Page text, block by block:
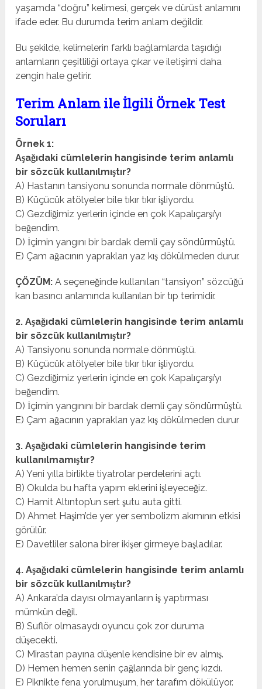
yaşamda “doğru” kelimesi, gerçek ve dürüst anlamını
ifade eder. Bu durumda terim anlam değildir.
Bu şekilde, kelimelerin farklı bağlamlarda taşıdığı
anlamların çeşitliliği ortaya çıkar ve iletişimi daha
zengin hale getirir.
Terim Anlam ile İlgili Örnek Test
Soruları
Örnek 1:
Aşağıdaki cümlelerin hangisinde terim anlamlı
bir sözcük kullanılmıştır?
A) Hastanın tansiyonu sonunda normale dönmüştü.
B) Küçücük atölyeler bile tıkır tıkır işliyordu.
C) Gezdiğimiz yerlerin içinde en çok Kapalıçarşı’yı
beğendim.
D) İçimin yangını bir bardak demli çay söndürmüştü.
E) Çam ağacının yaprakları yaz kış dökülmeden durur.
ÇÖZÜM: A seçeneğinde kullanılan “tansiyon” sözcüğü
kan basıncı anlamında kullanılan bir tıp terimidir.
2. Aşağıdaki cümlelerin hangisinde terim anlamlı
bir sözcük kullanılmıştır?
A) Tansiyonu sonunda normale dönmüştü.
B) Küçücük atölyeler bile tıkır tıkır işliyordu.
C) Gezdiğimiz yerlerin içinde en çok Kapalıçarşı’yı
beğendim.
D) İçimin yangınını bir bardak demli çay söndürmüştü.
E) Çam ağacının yaprakları yaz kış dökülmeden durur
3. Aşağıdaki cümlelerin hangisinde terim
kullanılmamıştır?
A) Yeni yılla birlikte tiyatrolar perdelerini açtı.
B) Okulda bu hafta yapım eklerini işleyeceğiz.
C) Hamit Altıntop’un sert şutu auta gitti.
D) Ahmet Haşim’de yer yer sembolizm akımının etkisi
görülür.
E) Davetliler salona birer ikişer girmeye başladılar.
4. Aşağıdaki cümlelerin hangisinde terim anlamlı
bir sözcük kullanılmıştır?
A) Ankara’da dayısı olmayanların iş yaptırması
mümkün değil.
B) Suflör olmasaydı oyuncu çok zor duruma
düşecekti.
C) Mirastan payına düşenle kendisine bir ev almış.
D) Hemen hemen senin çağlarında bir genç kızdı.
E) Piknikte fena yorulmuşum, her tarafım dökülüyor.